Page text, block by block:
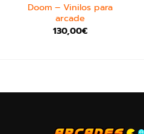
Doom – Vinilos para
arcade
130,00€